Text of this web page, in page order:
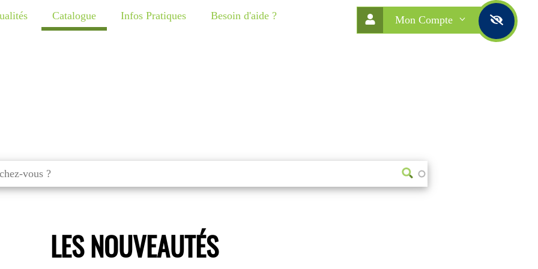
Catalogue Infos Pratiques Besoin d'aide ? Mon Compte
LES NOUVEAUTÉS